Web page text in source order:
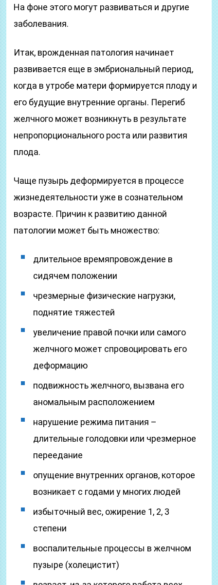
На фоне этого могут развиваться и другие
заболевания.
Итак, врожденная патология начинает
развивается еще в эмбриональный период,
когда в утробе матери формируется плоду и
его будущие внутренние органы. Перегиб
желчного может возникнуть в результате
непропорционального роста или развития
плода.
Чаще пузырь деформируется в процессе
жизнедеятельности уже в сознательном
возрасте. Причин к развитию данной
патологии может быть множество:
длительное времяпровождение в
сидячем положении
чрезмерные физические нагрузки,
поднятие тяжестей
увеличение правой почки или самого
желчного может спровоцировать его
деформацию
подвижность желчного, вызвана его
аномальным расположением
нарушение режима питания –
длительные голодовки или чрезмерное
переедание
опущение внутренних органов, которое
возникает с годами у многих людей
избыточный вес, ожирение 1, 2, 3
степени
воспалительные процессы в желчном
пузыре (холецистит)